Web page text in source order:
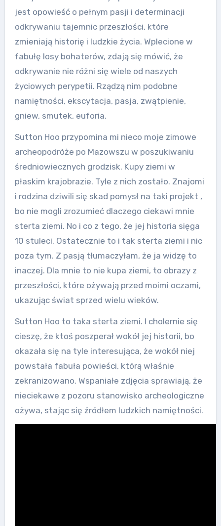
jest opowieść o pełnym pasji i determinacji
odkrywaniu tajemnic przeszłości, które
zmieniają historię i ludzkie życia. Wplecione w
fabułę losy bohaterów, zdają się mówić, że
odkrywanie nie różni się wiele od naszych
życiowych perypetii. Rządzą nim podobne
namiętności, ekscytacja, pasja, zwątpienie,
gniew, smutek, euforia.
Sutton Hoo przypomina mi nieco moje zimowe
archeopodróże po Mazowszu w poszukiwaniu
średniowiecznych grodzisk. Kupy ziemi w
płaskim krajobrazie. Tyle z nich zostało. Znajomi
i rodzina dziwili się skad pomysł na taki projekt ,
bo nie mogli zrozumieć dlaczego ciekawi mnie
sterta ziemi. No i co z tego, że jej historia sięga
10 stuleci. Ostatecznie to i tak sterta ziemi i nic
poza tym. Z pasją tłumaczyłam, że ja widzę to
inaczej. Dla mnie to nie kupa ziemi, to obrazy z
przeszłości, które ożywają przed moimi oczami,
ukazując świat sprzed wielu wieków.
Sutton Hoo to taka sterta ziemi. I cholernie się
cieszę, że ktoś poszperał wokół jej historii, bo
okazała się na tyle interesująca, że wokół niej
powstała fabuła powieści, którą właśnie
zekranizowano. Wspaniałe zdjęcia sprawiają, że
nieciekawe z pozoru stanowisko archeologiczne
ożywa, stając się źródłem ludzkich namiętności.